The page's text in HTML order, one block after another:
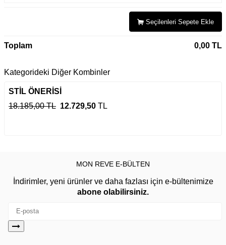
Seçilenleri Sepete Ekle
Toplam 0,00 TL
Kategorideki Diğer Kombinler
STİL ÖNERİSİ
18.185,00 TL 12.729,50 TL
MON REVE E-BÜLTEN
İndirimler, yeni ürünler ve daha fazlası için e-bültenimize
abone olabilirsiniz.